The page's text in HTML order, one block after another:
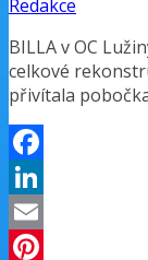
Redakce
BILLA v OC
celkové
přivítala
Facebook
LinkedIn
Email